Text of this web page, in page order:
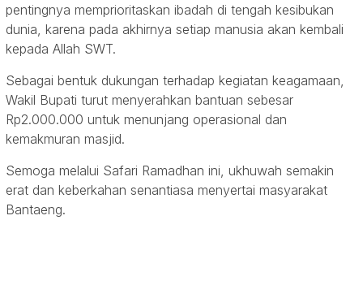
pentingnya memprioritaskan ibadah di tengah kesibukan
dunia, karena pada akhirnya setiap manusia akan kembali
kepada Allah SWT.
Sebagai bentuk dukungan terhadap kegiatan keagamaan,
Wakil Bupati turut menyerahkan bantuan sebesar
Rp2.000.000 untuk menunjang operasional dan
kemakmuran masjid.
Semoga melalui Safari Ramadhan ini, ukhuwah semakin
erat dan keberkahan senantiasa menyertai masyarakat
Bantaeng.